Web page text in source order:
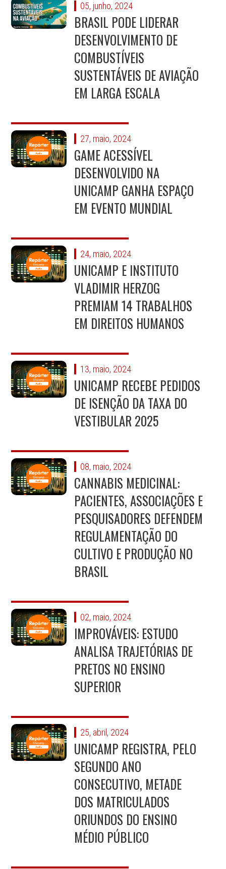
05, junho, 2024
BRASIL PODE LIDERAR
DESENVOLVIMENTO DE
COMBUSTÍVEIS
SUSTENTÁVEIS DE AVIAÇÃO
EM LARGA ESCALA
27, maio, 2024
GAME ACESSÍVEL
DESENVOLVIDO NA
UNICAMP GANHA ESPAÇO
EM EVENTO MUNDIAL
24, maio, 2024
UNICAMP E INSTITUTO
VLADIMIR HERZOG
PREMIAM 14 TRABALHOS
EM DIREITOS HUMANOS
13, maio, 2024
UNICAMP RECEBE PEDIDOS
DE ISENÇÃO DA TAXA DO
VESTIBULAR 2025
08, maio, 2024
CANNABIS MEDICINAL:
PACIENTES, ASSOCIAÇÕES E
PESQUISADORES DEFENDEM
REGULAMENTAÇÃO DO
CULTIVO E PRODUÇÃO NO
BRASIL
02, maio, 2024
IMPROVÁVEIS: ESTUDO
ANALISA TRAJETÓRIAS DE
PRETOS NO ENSINO
SUPERIOR
25, abril, 2024
UNICAMP REGISTRA, PELO
SEGUNDO ANO
CONSECUTIVO, METADE
DOS MATRICULADOS
ORIUNDOS DO ENSINO
MÉDIO PÚBLICO